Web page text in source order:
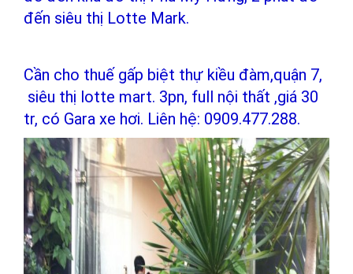
đến siêu thị Lotte Mark.
Cần cho thuế gấp biệt thự kiều đàm,quận 7,
siêu thị lotte mart. 3pn, full nội thất ,giá 30
tr, có Gara xe hơi. Liên hệ: 0909.477.288.